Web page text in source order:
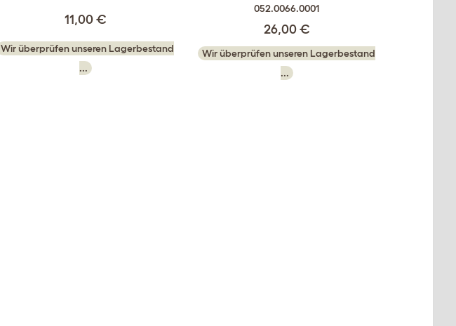
11,00 €
Wir überprüfen unseren Lagerbestand
...
052.0066.0001
26,00 €
Wir überprüfen unseren Lagerbestand
...